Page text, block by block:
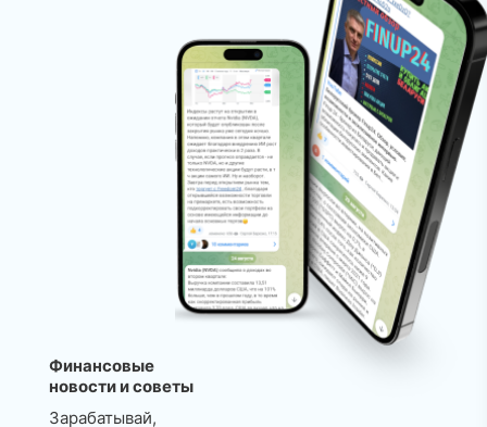
Финансовые
новости и советы
Зарабатывай,